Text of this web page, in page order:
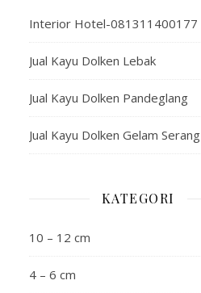
Interior Hotel-081311400177
Jual Kayu Dolken Lebak
Jual Kayu Dolken Pandeglang
Jual Kayu Dolken Gelam Serang
KATEGORI
10 – 12 cm
4 – 6 cm